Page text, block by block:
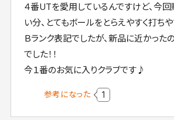
４番UTを愛用しているんですけど、今
い分、とてもボールをとらえやすく打ちや
Ｂランク表記でしたが、新品に近かった
でした！！
今１番のお気に入りクラブです♪
参考になった 1